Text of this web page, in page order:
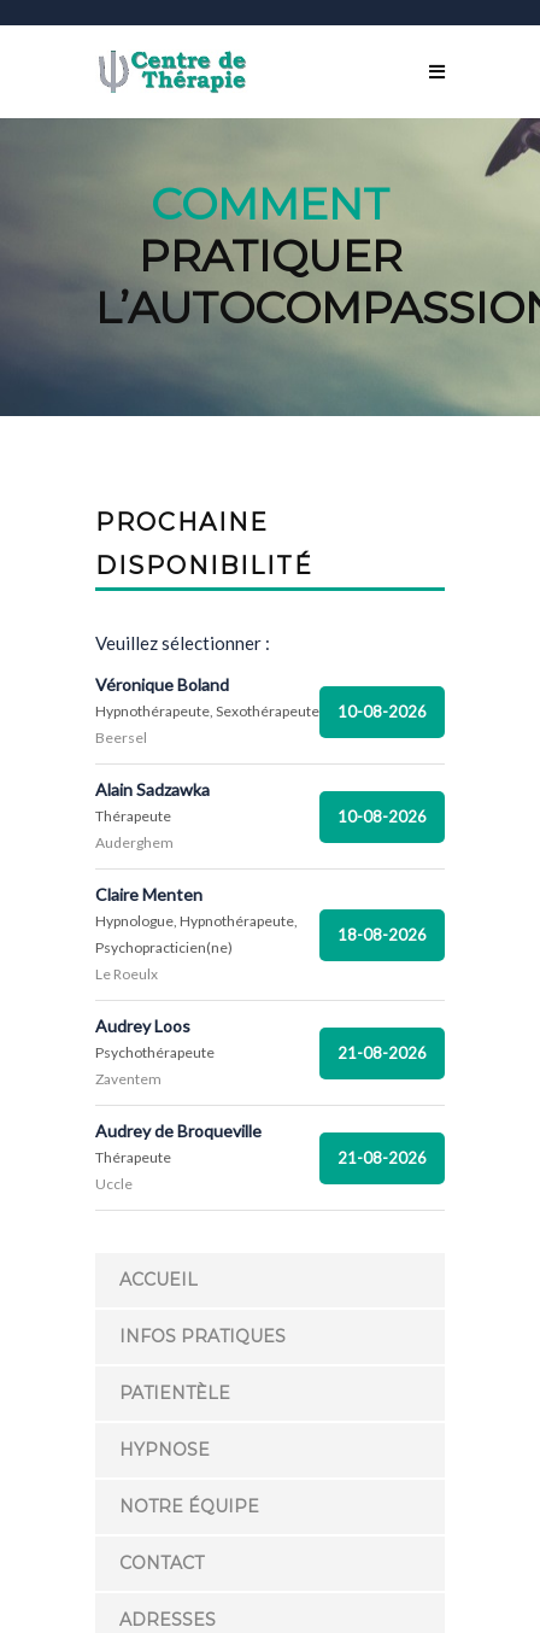
COMMENT
PRATIQUER
PROCHAINE
DISPONIBILITÉ
Veuillez sélectionner :
Véronique Boland
Hypnothérapeute, Sexothérapeute
Beersel
10-08-2026
Alain Sadzawka
Thérapeute
Auderghem
10-08-2026
Claire Menten
Hypnologue, Hypnothérapeute,
Psychopracticien(ne)
Le Roeulx
18-08-2026
Audrey Loos
Psychothérapeute
Zaventem
21-08-2026
Audrey de Broqueville
Thérapeute
Uccle
21-08-2026
ACCUEIL
INFOS PRATIQUES
PATIENTÈLE
HYPNOSE
NOTRE ÉQUIPE
CONTACT
ADRESSES